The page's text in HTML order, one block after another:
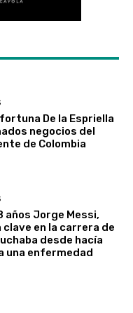
De la Espriella
negocios del
de Colombia
años Jorge Messi,
en la carrera de
desde hacía
una enfermedad